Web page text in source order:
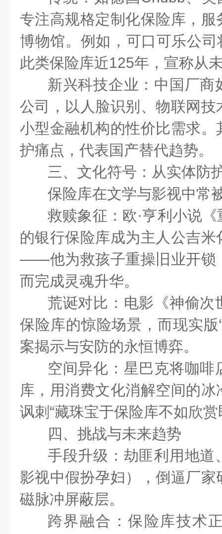
专注高规格定制化保险库，
博物馆。例如，可口可乐公司
此类保险库近125年，宣称从
新兴科技企业：中国厂商
公司，以人脸识别、物联网
小型金融机构的性价比需求
护痛点，代表国产替代趋势。
三、文化符号：从实体防
保险库在文学与影视中常
救赎象征：欧·亨利小说
的银行保险库成为主人公吉
——他为救孩子重操旧业开锁
而完成灵魂升华。
荒诞对比：电影《神偷次
保险库的惊险场景，而现实版
案揭示与安防的永恒博弈。
空间异化：星巴克将咖啡
库，用消费文化消解空间的
讽刺“藏珠宝于保险库不如欣
四、挑战与未来趋势
手段升级：劫匪利用地道
影视中假扮孕妇），倒逼厂
磁脉冲屏蔽层。
跨界融合：保险库技术